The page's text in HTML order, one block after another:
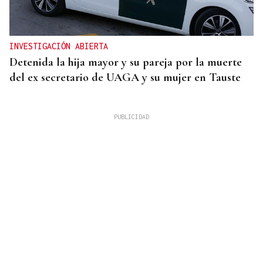
INVESTIGACIÓN ABIERTA
Detenida la hija mayor y su pareja por la muerte
del ex secretario de UAGA y su mujer en Tauste